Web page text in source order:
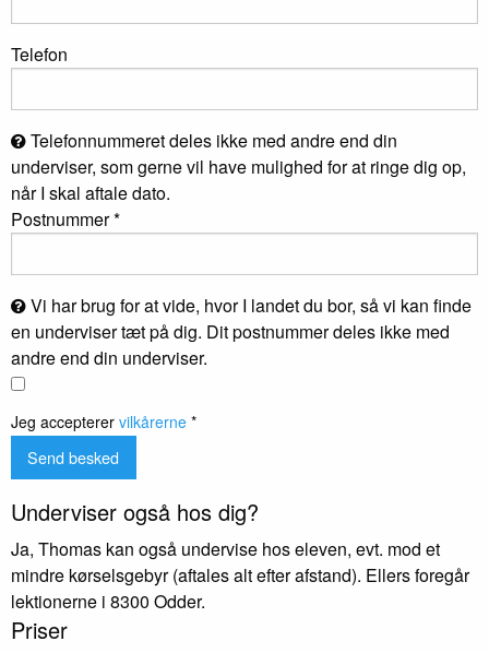
Telefon
Telefonnummeret deles ikke med andre end din
underviser, som gerne vil have mulighed for at ringe dig op,
når I skal aftale dato.
Postnummer *
Vi har brug for at vide, hvor I landet du bor, så vi kan finde
en underviser tæt på dig. Dit postnummer deles ikke med
andre end din underviser.
Jeg accepterer vilkårerne *
Underviser også hos dig?
Ja, Thomas kan også undervise hos eleven, evt. mod et
mindre kørselsgebyr (aftales alt efter afstand). Ellers foregår
lektionerne i 8300 Odder.
Priser